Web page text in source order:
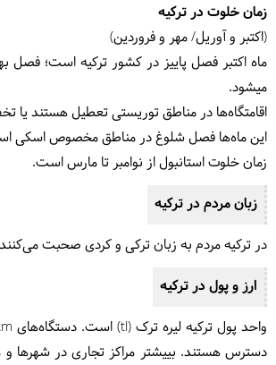
زمان خلوت در ترکیه
(اکتبر و آوریل/ مهر و فروردین)
ماه اکتبر فصل پاییز در کشور ترکیه است؛ فصل
می‎شود.
اقامتگاه‌ها در مناطق توریستی تعطیل هستند یا
این ماه‌ها فصل شلوغ در مناطق مخصوص اسکی
زمان خلوت استانبول از نوامبر تا مارس است.
زبان مردم در ترکیه
در ترکیه مردم به زبان ترکی و کردی صحبت
ارز و پول در ترکیه
واحد پول ترکیه لیره ترک (tl) است. دستگاه‌های atm
دسترس هستند. بییشتر مراکز تجاری در شهرها